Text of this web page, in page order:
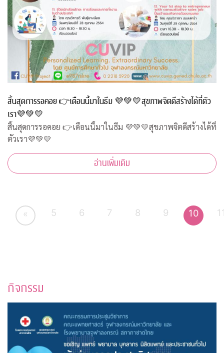
สิ้นสุดการรอคอย 👉เดือนนี้มาในธีม 💜💚💛สุขภาพจิตดีสร้างได้ที่ตัว
เรา💜💚💛
สิ้นสุดการรอคอย 👉เดือนนี้มาในธีม 💜💚💛สุขภาพจิตดีสร้างได้ที่
ตัวเรา💜💚💛
อ่านเพิ่มเติม
« 5 6 7 8 9 10
กิจกรรม